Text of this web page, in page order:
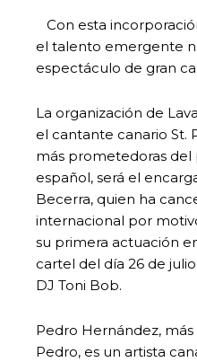
Con esta
el talento emergente
espectáculo de gran
La organización de
el cantante canario St.
más prometedoras del
español, será el
Becerra, quien ha
internacional por
su primera actuación
cartel del día 26 de
DJ Toni Bob.
Pedro Hernández,
Pedro, es un artista